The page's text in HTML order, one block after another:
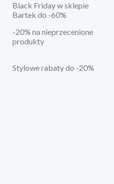
Black Friday w sklepie
Bartek do -60%
-20% na nieprzecenione
produkty
Stylowe rabaty do -20%